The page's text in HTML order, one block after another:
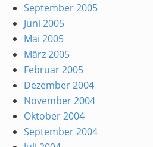
September 2005
Juni 2005
Mai 2005
März 2005
Februar 2005
Dezember 2004
November 2004
Oktober 2004
September 2004